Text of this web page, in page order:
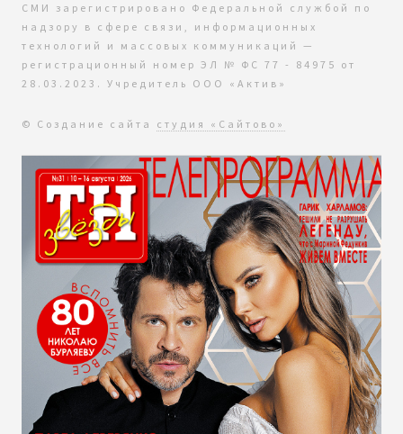
СМИ зарегистрировано Федеральной службой по
надзору в сфере связи, информационных
технологий и массовых коммуникаций —
регистрационный номер ЭЛ № ФС 77 - 84975 от
28.03.2023. Учредитель ООО «Актив»
© Создание сайта студия «Сайтово»